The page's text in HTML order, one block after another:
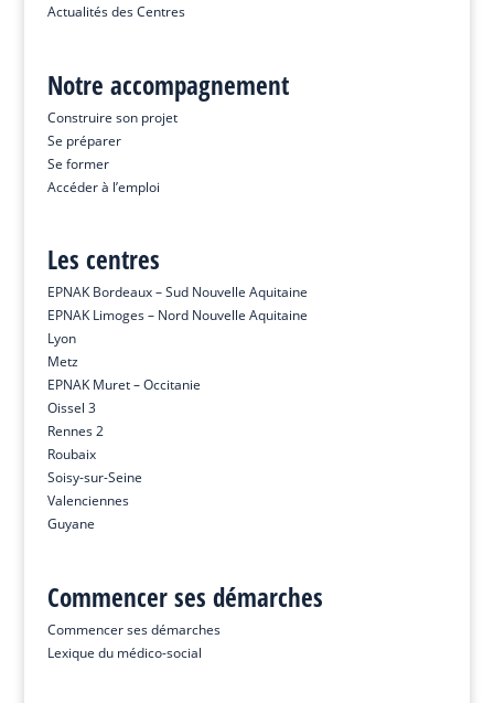
Actualités des Centres
Notre accompagnement
Construire son projet
Se préparer
Se former
Accéder à l’emploi
Les centres
EPNAK Bordeaux – Sud Nouvelle Aquitaine
EPNAK Limoges – Nord Nouvelle Aquitaine
Lyon
Metz
EPNAK Muret – Occitanie
Oissel 3
Rennes 2
Roubaix
Soisy-sur-Seine
Valenciennes
Guyane
Commencer ses démarches
Commencer ses démarches
Lexique du médico-social